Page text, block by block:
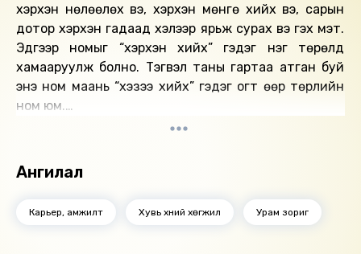
хэрхэн нөлөөлөх вэ, хэрхэн мөнгө хийх вэ, сарын
дотор хэрхэн гадаад хэлээр ярьж сурах вэ гэх мэт.
Эдгээр номыг “хэрхэн хийх” гэдэг нэг төрөлд
хамааруулж болно. Тэгвэл таны гартаа атган буй
энэ ном маань “хэзээ хийх” гэдэг огт өөр төрлийн
ном юм.
Энэ ном танд зөв цагийг сонгох тухай өгүүлнэ.
бид ойлгодог хэр нь, харамсалтай нь туйлын
мөчидхөн гадарладаг. Амьдрал маань “хэзээ”
бүрддэг билээ. Жишээлбэл чухал уулзалтыг хэзээ
Ангилал
Карьер, амжилт Хувь хүний хөгжил Урам зориг